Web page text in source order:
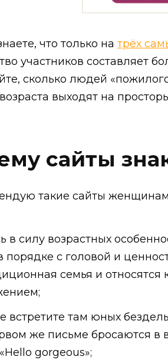
что только на трёх
участников составляет
сколько людей
выходят на
сайты
такие сайты
в силу возрастных
порядке с головой и
семья и
встретите там юных
же письме бросаются в
gorgeous»;